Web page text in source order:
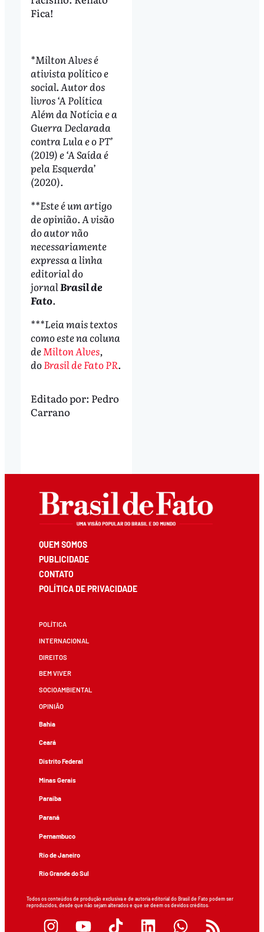
Fica!
*Milton Alves é
ativista político e
social. Autor dos
livros ‘A Política
Além da Notícia e a
Guerra Declarada
contra Lula e o PT’
(2019) e ‘A Saída é
pela Esquerda’
(2020).
**Este é um artigo
de opinião. A visão
do autor não
necessariamente
expressa a linha
editorial do
jornalBrasil de
Fato.
***Leia mais textos
como este na coluna
deMilton Alves,
doBrasil de FatoPR.
Editado por: Pedro
Carrano
QUEM SOMOS
PUBLICIDADE
CONTATO
POLÍTICA DE PRIVACIDADE
POLÍTICA
INTERNACIONAL
DIREITOS
BEM VIVER
SOCIOAMBIENTAL
OPINIÃO
Bahia
Ceará
Distrito Federal
Minas Gerais
Paraíba
Paraná
Pernambuco
Rio de Janeiro
Rio Grande do Sul
Todos os conteúdos de produção exclusiva e de autoria editorial do Brasil de Fato podem ser
reproduzidos, desde que não sejam alterados e que se deem os devidos créditos.